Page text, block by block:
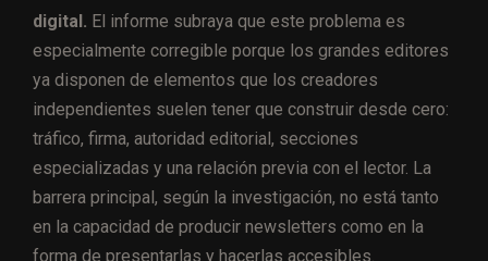
digital. El informe subraya que este problema es
especialmente corregible porque los grandes editores
ya disponen de elementos que los creadores
independientes suelen tener que construir desde cero:
tráfico, firma, autoridad editorial, secciones
especializadas y una relación previa con el lector. La
barrera principal, según la investigación, no está tanto
en la capacidad de producir newsletters como en la
forma de presentarlas y hacerlas accesibles.